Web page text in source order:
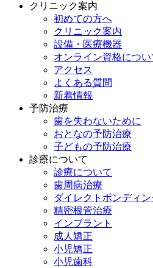
クリニック案内
初めての方へ
クリニック案内
設備・医療機器
オンライン資格につい
アクセス
よくある質問
新着情報
予防治療
歯を失わないために
おとなの予防治療
子どもの予防治療
診療について
診療について
歯周病治療
ダイレクトボンディン
精密根管治療
インプラント
成人矯正
小児矯正
小児歯科